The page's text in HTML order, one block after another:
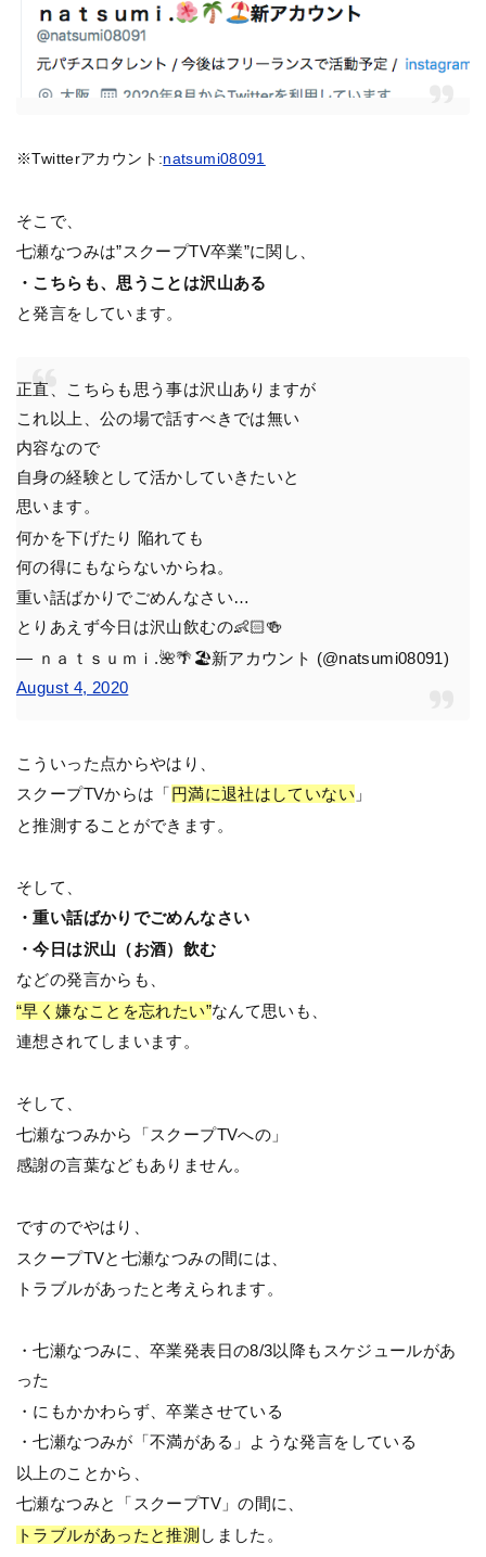
※Twitterアカウント:natsumi08091
そこで、
七瀬なつみは”スクープTV卒業”に関し、
・こちらも、思うことは沢山ある
と発言をしています。
正直、こちらも思う事は沢山ありますが
これ以上、公の場で話すべきでは無い
内容なので
自身の経験として活かしていきたいと
思います。
何かを下げたり 陥れても
何の得にもならないからね。
重い話ばかりでごめんなさい…
とりあえず今日は沢山飲むの👶🏻🍻
— ｎａｔｓｕｍｉ.🌺🌴🏖新アカウント (@natsumi08091)
August 4, 2020
こういった点からやはり、
スクープTVからは「円満に退社はしていない 」
と推測することができます。
そして、
・重い話ばかりでごめんなさい
・今日は沢山（お酒）飲む
などの発言からも、
“早く嫌なことを忘れたい”なんて思いも、
連想されてしまいます。
そして、
七瀬なつみから「スクープTVへの」
感謝の言葉などもありません。
ですのでやはり、
スクープTVと七瀬なつみの間には、
トラブルがあったと考えられます。
・七瀬なつみに、卒業発表日の8/3以降もスケジュールがあ
った
・にもかかわらず、卒業させている
・七瀬なつみが「不満がある」ような発言をしている
以上のことから、
七瀬なつみと「スクープTV」の間に、
トラブルがあったと推測 しました。